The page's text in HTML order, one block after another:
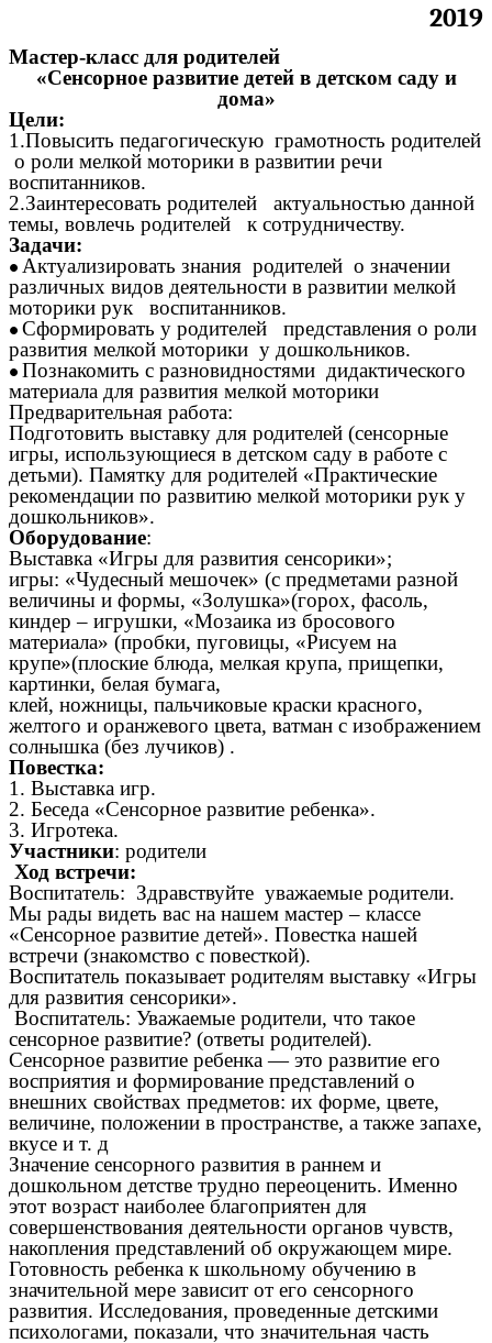
2019
Мастер-класс для родителей
«Сенсорное развитие детей в детском саду и
дома»
Цели:
1.Повысить педагогическую грамотность родителей
о роли мелкой моторики в развитии речи
воспитанников.
2.Заинтересовать родителей актуальностью данной
темы, вовлечь родителей к сотрудничеству.
Задачи:
Актуализировать знания родителей о значении
различных видов деятельности в развитии мелкой
моторики рук воспитанников.
Сформировать у родителей представления о роли
развития мелкой моторики у дошкольников.
Познакомить с разновидностями дидактического
материала для развития мелкой моторики
Предварительная работа:
Подготовить выставку для родителей (сенсорные
игры, использующиеся в детском саду в работе с
детьми). Памятку для родителей «Практические
рекомендации по развитию мелкой моторики рук у
дошкольников».
Оборудование:
Выставка «Игры для развития сенсорики»;
игры: «Чудесный мешочек» (с предметами разной
величины и формы, «Золушка»(горох, фасоль,
киндер – игрушки, «Мозаика из бросового
материала» (пробки, пуговицы, «Рисуем на
крупе»(плоские блюда, мелкая крупа, прищепки,
картинки, белая бумага,
клей, ножницы, пальчиковые краски красного,
желтого и оранжевого цвета, ватман с изображением
солнышка (без лучиков) .
Повестка:
1. Выставка игр.
2. Беседа «Сенсорное развитие ребенка».
3. Игротека.
Участники: родители
Ход встречи:
Воспитатель: Здравствуйте уважаемые родители.
Мы рады видеть вас на нашем мастер – классе
«Сенсорное развитие детей». Повестка нашей
встречи (знакомство с повесткой).
Воспитатель показывает родителям выставку «Игры
для развития сенсорики».
Воспитатель: Уважаемые родители, что такое
сенсорное развитие? (ответы родителей).
Сенсорное развитие ребенка — это развитие его
восприятия и формирование представлений о
внешних свойствах предметов: их форме, цвете,
величине, положении в пространстве, а также запахе,
вкусе и т. д
Значение сенсорного развития в раннем и
дошкольном детстве трудно переоценить. Именно
этот возраст наиболее благоприятен для
совершенствования деятельности органов чувств,
накопления представлений об окружающем мире.
Готовность ребенка к школьному обучению в
значительной мере зависит от его сенсорного
развития. Исследования, проведенные детскими
психологами, показали, что значительная часть